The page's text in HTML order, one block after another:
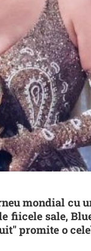
mondial cu
fiicele sale,
promite o